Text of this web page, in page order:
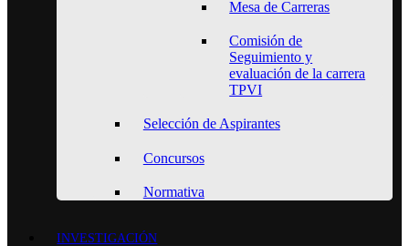
Mesa de Carreras
Comisión de
Seguimiento y
evaluación de la carrera
TPVI
Selección de Aspirantes
Concursos
Normativa
INVESTIGACIÓN